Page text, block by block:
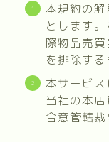
本規約の
とします
際物品売
を排除する
本サービス
当社の本
合意管轄裁